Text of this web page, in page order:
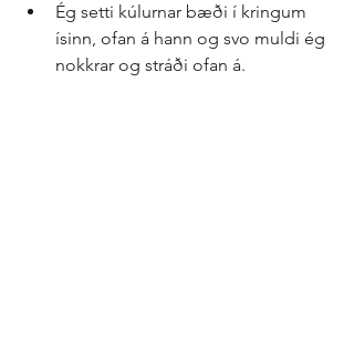
Ég setti kúlurnar bæði í kringum
ísinn, ofan á hann og svo muldi ég
nokkrar og stráði ofan á.